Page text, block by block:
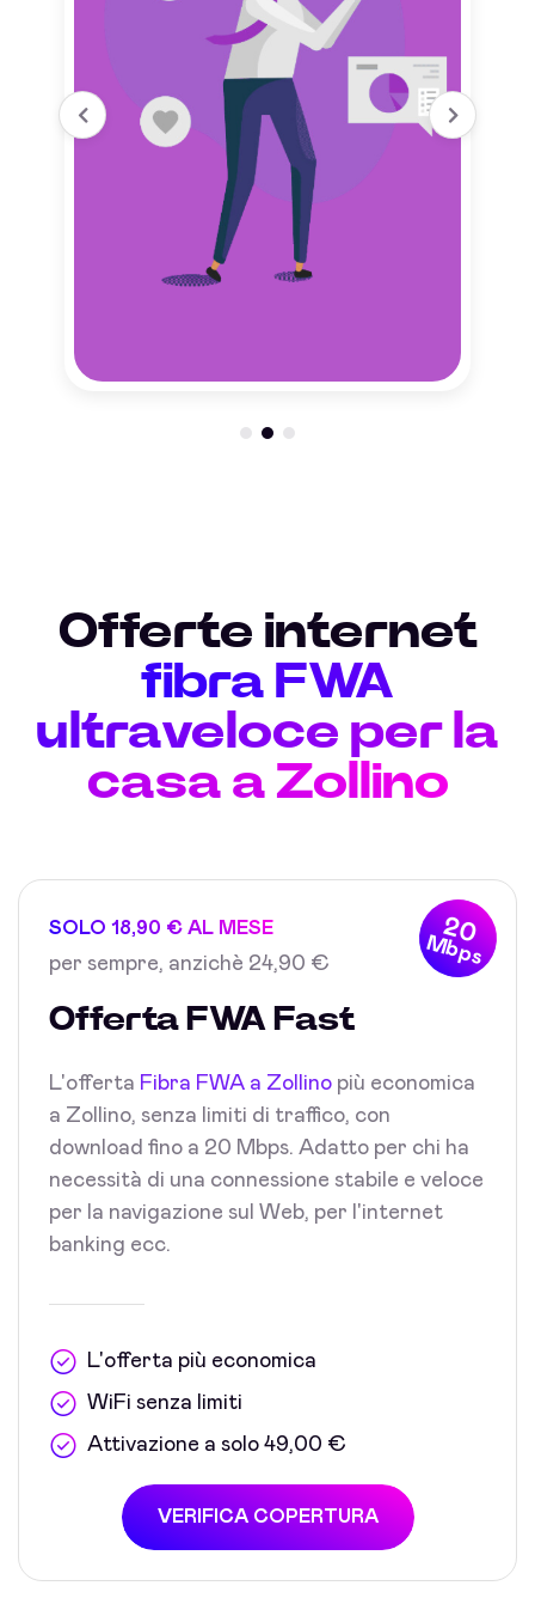
Offerte internet
fibra FWA
ultraveloce per la
casa a Zollino
20
Mbps
SOLO 18,90 € AL MESE
per sempre, anzichè 24,90 €
Offerta FWA Fast
L'offerta Fibra FWA a Zollino più economica
a Zollino, senza limiti di traffico, con
download fino a 20 Mbps. Adatto per chi ha
necessità di una connessione stabile e veloce
per la navigazione sul Web, per l'internet
banking ecc.
L'offerta più economica
WiFi senza limiti
Attivazione a solo 49,00 €
VERIFICA COPERTURA